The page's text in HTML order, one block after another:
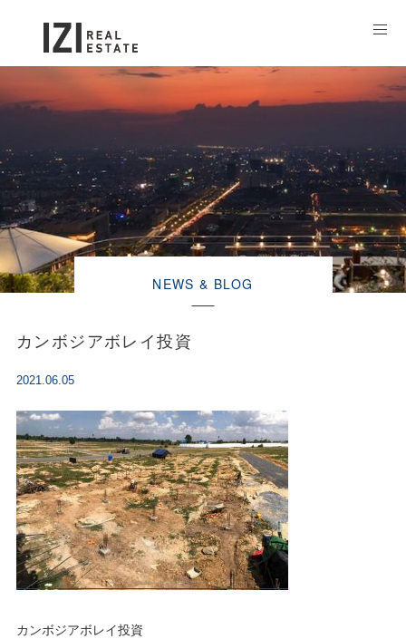
NEWS & BLOG
カンボジアボレイ投資
2021.06.05
カンボジアボレイ投資